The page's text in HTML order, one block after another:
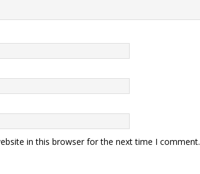
in this browser for the next time I comment.